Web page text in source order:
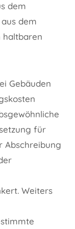
dem
dem
haltbaren
Gebäuden
für
Abschreibung
Weiters